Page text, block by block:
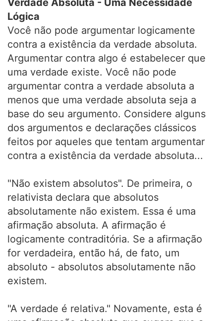
Verdade Absoluta - Uma Necessidade
Lógica
Você não pode argumentar logicamente
contra a existência da verdade absoluta.
Argumentar contra algo é estabelecer que
uma verdade existe. Você não pode
argumentar contra a verdade absoluta a
menos que uma verdade absoluta seja a
base do seu argumento. Considere alguns
dos argumentos e declarações clássicos
feitos por aqueles que tentam argumentar
contra a existência da verdade absoluta...
"Não existem absolutos". De primeira, o
relativista declara que absolutos
absolutamente não existem. Essa é uma
afirmação absoluta. A afirmação é
logicamente contraditória. Se a afirmação
for verdadeira, então há, de fato, um
absoluto - absolutos absolutamente não
existem.
"A verdade é relativa." Novamente, esta é